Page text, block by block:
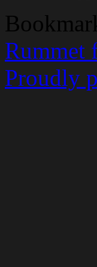
Rummet
Proudly